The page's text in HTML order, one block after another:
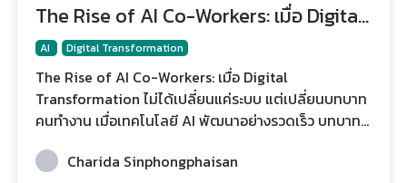
The Rise of AI Co-Workers: เมื่อ Digital
Transformation ไม่ได้เปลี่ยนแค่ระบบ แต่
เปลี่ยนบทบาทคนทำงาน
AI Digital Transformation
The Rise of AI Co-Workers: เมื่อ Digital
Transformation ไม่ได้เปลี่ยนแค่ระบบ แต่เปลี่ยนบทบาท
คนทำงาน เมื่อเทคโนโลยี AI พัฒนาอย่างรวดเร็ว บทบาท
ตอนเหมือนในอดีตอีกต่อไป แต่กำลังกลายเป็น ผู้ช่วย
Charida Sinphongphaisan